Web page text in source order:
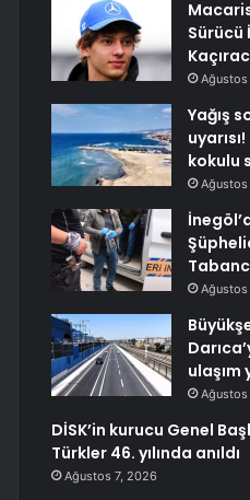
Sürücü
Ağustos
Yağış
kokulu
Ağustos
Ağustos
ulaşım
Ağustos
DİSK’in kurucu Genel
Türkler 46. yılında anıldı
Ağustos 7, 2026